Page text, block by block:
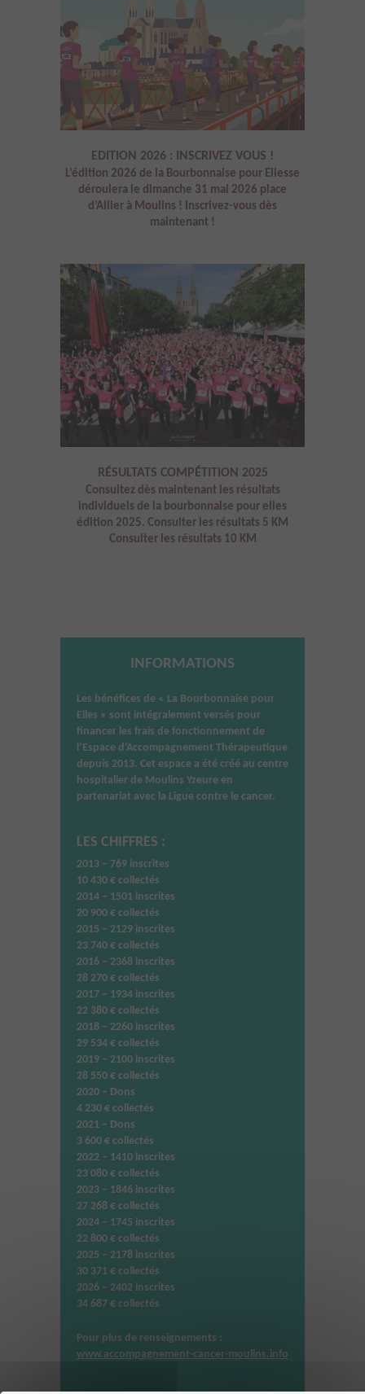
EDITION 2026 : INSCRIVEZ VOUS !
L’édition 2026 de la Bourbonnaise pour Ellesse
déroulera le dimanche 31 mai 2026 place
d’Allier à Moulins ! Inscrivez-vous dès
maintenant !
RÉSULTATS COMPÉTITION 2025
Consultez dès maintenant les résultats
individuels de la bourbonnaise pour elles
édition 2025. Consulter les résultats 5 KM
Consulter les résultats 10 KM
INFORMATIONS
Les bénéfices de « La Bourbonnaise pour
Elles » sont intégralement versés pour
financer les frais de fonctionnement de
l’Espace d’Accompagnement Thérapeutique
depuis 2013. Cet espace a été créé au centre
hospitalier de Moulins Yzeure en
partenariat avec la Ligue contre le cancer.
LES CHIFFRES :
2013 – 769 inscrites
10 430 € collectés
2014 – 1501 inscrites
20 900 € collectés
2015 – 2129 inscrites
23 740 € collectés
2016 – 2368 inscrites
28 270 € collectés
2017 – 1934 inscrites
22 380 € collectés
2018 – 2260 inscrites
29 534 € collectés
2019 – 2100 inscrites
28 550 € collectés
2020 – Dons
4 230 € collectés
2021 – Dons
3 600 € collectés
2022 – 1410 inscrites
23 080 € collectés
2023 – 1846 inscrites
27 268 € collectés
2024 – 1745 inscrites
22 800 € collectés
2025 – 2178 inscrites
30 371 € collectés
2026 – 2402 inscrites
34 687 € collectés
Pour plus de renseignements :
www.accompagnement-cancer-moulins.info